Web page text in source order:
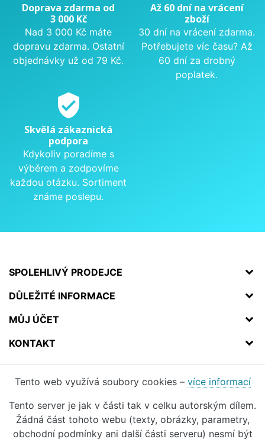
Doprava zdarma od
3 000 Kč
Nad 3 000 Kč máte
dopravu zdarma. Ostatní
objednávky už od 79 Kč.
Až 60 dní na vrácení
zboží
30 dní na vrácení zdarma.
Potřebujete víc času? Až
60 dní za drobný
poplatek.
verified_user
Skvělá zákaznická
podpora
Kdykoliv poradíme s
výběrem a zodpovíme
každou otázku. Sortiment
známe poslepu.
SPOLEHLIVÝ PRODEJCE
DŮLEŽITÉ INFORMACE
MŮJ ÚČET
KONTAKT
Tento web využívá soubory cookies – více informací
Tento server je jak v části tak v celku autorským dílem.
Žádná část tohoto webu (texty, obrázky, parametry,
obchodní podmínky ani další části serveru) nesmí být